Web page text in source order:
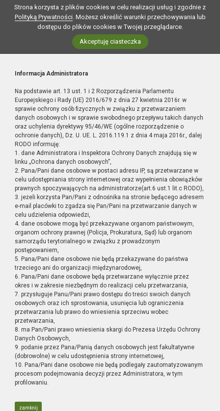
Strona korzysta z plików cookies w celu realizacji usług i zgodnie z
Polityką Prywatności. Możesz określić warunki przechowywania lub
dostępu do plików cookies w Twojej przeglądarce.
Akceptuję ciasteczka
Informacja Administratora
Na podstawie art. 13 ust. 1 i 2 Rozporządzenia Parlamentu
Europejskiego i Rady (UE) 2016/679 z dnia 27 kwietnia 2016r. w
sprawie ochrony osób fizycznych w związku z przetwarzaniem
danych osobowych i w sprawie swobodnego przepływu takich danych
oraz uchylenia dyrektywy 95/46/WE (ogólne rozporządzenie o
ochronie danych), Dz. U. UE. L. 2016.119.1 z dnia 4 maja 2016r., dalej
RODO informuję:
1. dane Administratora i Inspektora Ochrony Danych znajdują się w
linku „Ochrona danych osobowych”,
2. Pana/Pani dane osobowe w postaci adresu IP, są przetwarzane w
celu udostępniania strony internetowej oraz wypełnienia obowiązków
prawnych spoczywających na administratorze(art.6 ust.1 lit.c RODO),
3. jeżeli korzysta Pan/Pani z odnośnika na stronie będącego adresem
e-mail placówki to zgadza się Pan/Pani na przetwarzanie danych w
celu udzielenia odpowiedzi,
4. dane osobowe mogą być przekazywane organom państwowym,
organom ochrony prawnej (Policja, Prokuratura, Sąd) lub organom
samorządu terytorialnego w związku z prowadzonym
postępowaniem,
5. Pana/Pani dane osobowe nie będą przekazywane do państwa
trzeciego ani do organizacji międzynarodowej,
6. Pana/Pani dane osobowe będą przetwarzane wyłącznie przez
okres i w zakresie niezbędnym do realizacji celu przetwarzania,
7. przysługuje Panu/Pani prawo dostępu do treści swoich danych
osobowych oraz ich sprostowania, usunięcia lub ograniczenia
przetwarzania lub prawo do wniesienia sprzeciwu wobec
przetwarzania,
8. ma Pan/Pani prawo wniesienia skargi do Prezesa Urzędu Ochrony
Danych Osobowych,
9. podanie przez Pana/Panią danych osobowych jest fakultatywne
(dobrowolne) w celu udostępnienia strony internetowej,
10. Pana/Pani dane osobowe nie będą podlegały zautomatyzowanym
procesom podejmowania decyzji przez Administratora, w tym
profilowaniu.
zamknij